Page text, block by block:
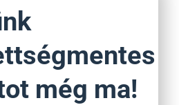
még ma!